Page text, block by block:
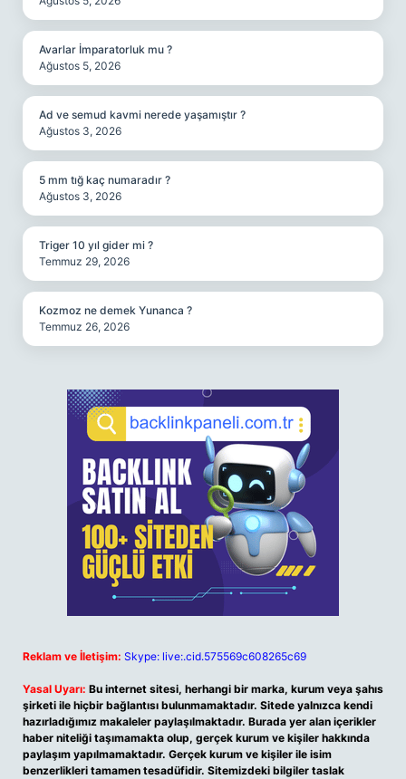
Avarlar İmparatorluk mu ?
Ağustos 5, 2026
Ad ve semud kavmi nerede yaşamıştır ?
Ağustos 3, 2026
5 mm tığ kaç numaradır ?
Ağustos 3, 2026
Triger 10 yıl gider mi ?
Temmuz 29, 2026
Kozmoz ne demek Yunanca ?
Temmuz 26, 2026
Reklam ve İletişim: Skype: live:.cid.575569c608265c69
Yasal Uyarı: Bu internet sitesi, herhangi bir marka, kurum veya şahıs
şirketi ile hiçbir bağlantısı bulunmamaktadır. Sitede yalnızca kendi
hazırladığımız makaleler paylaşılmaktadır. Burada yer alan içerikler
haber niteliği taşımamakta olup, gerçek kurum ve kişiler hakkında
paylaşım yapılmamaktadır. Gerçek kurum ve kişiler ile isim
benzerlikleri tamamen tesadüfidir. Sitemizdeki bilgiler taslak